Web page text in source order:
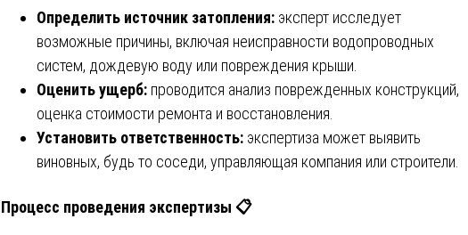
Определить источник затопления: эксперт исследует
возможные причины, включая неисправности водопроводных
систем, дождевую воду или повреждения крыши.
Оценить ущерб: проводится анализ поврежденных конструкций,
оценка стоимости ремонта и восстановления.
Установить ответственность: экспертиза может выявить
виновных, будь то соседи, управляющая компания или строители.
Процесс проведения экспертизы 📋